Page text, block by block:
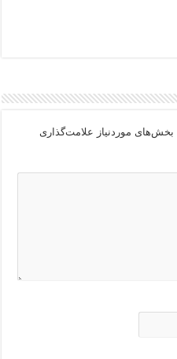
بخش‌های موردنیاز علامت‌گذاری